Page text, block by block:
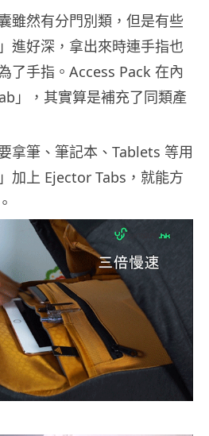
雖然有分門別類，但是有些
進好深，拿出來時連手指也
了手指。Access Pack 在內
」，其實算是補充了同類產
拿筆、筆記本、Tablets 等用
加上 Ejector Tabs，就能方